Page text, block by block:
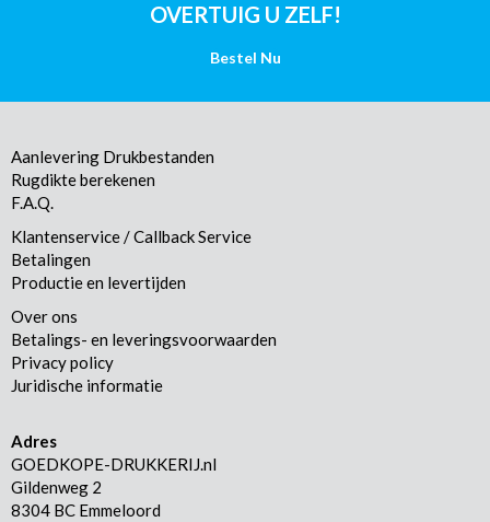
OVERTUIG U ZELF!
Bestel Nu
Aanlevering Drukbestanden
Rugdikte berekenen
F.A.Q.
Klantenservice / Callback Service
Betalingen
Productie en levertijden
Over ons
Betalings- en leveringsvoorwaarden
Privacy policy
Juridische informatie
Adres
GOEDKOPE-DRUKKERIJ.nl
Gildenweg 2
8304 BC Emmeloord